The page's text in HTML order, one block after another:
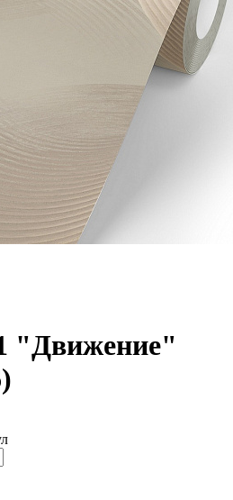
"Движение"